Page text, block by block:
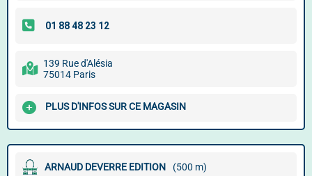
139 Rue d'Alésia
75014 Paris
PLUS D'INFOS SUR CE MAGASIN
ARNAUD DEVERRE EDITION (500 m)